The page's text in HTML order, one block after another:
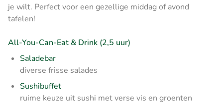
je wilt. Perfect voor een gezellige middag of avond
tafelen!
All-You-Can-Eat & Drink (2,5 uur)
Saladebar
diverse frisse salades
Sushibuffet
ruime keuze uit sushi met verse vis en groenten